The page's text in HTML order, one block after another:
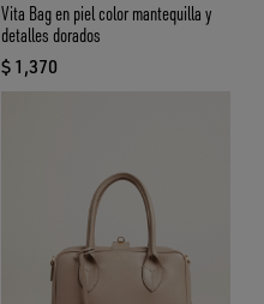
Vita Bag en piel color mantequilla y
detalles dorados
$ 1,370
precio actual $ 1,370